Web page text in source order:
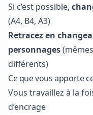
Si c’est possible,
(A4, B4, A3)
Retracez en
personnages
différents)
Ce que vous apporte
Vous travaillez à la
d’encrage